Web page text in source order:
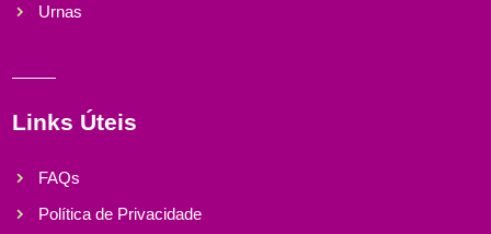
Urnas
Links Úteis
FAQs
Política de Privacidade